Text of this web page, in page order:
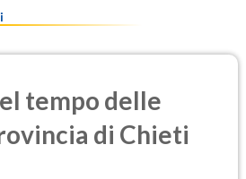
tempo delle
di Chieti